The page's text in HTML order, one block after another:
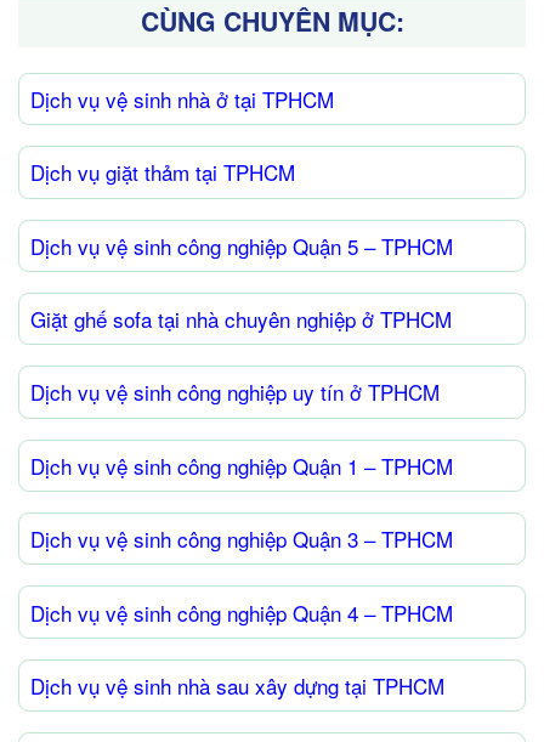
CÙNG CHUYÊN MỤC:
Dịch vụ vệ sinh nhà ở tại TPHCM
Dịch vụ giặt thảm tại TPHCM
Dịch vụ vệ sinh công nghiệp Quận 5 – TPHCM
Giặt ghế sofa tại nhà chuyên nghiệp ở TPHCM
Dịch vụ vệ sinh công nghiệp uy tín ở TPHCM
Dịch vụ vệ sinh công nghiệp Quận 1 – TPHCM
Dịch vụ vệ sinh công nghiệp Quận 3 – TPHCM
Dịch vụ vệ sinh công nghiệp Quận 4 – TPHCM
Dịch vụ vệ sinh nhà sau xây dựng tại TPHCM